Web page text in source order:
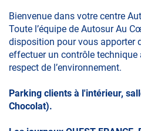
Bienvenue dans votre centre
Toute l’équipe de Autosur Au
disposition pour vous apporter
effectuer un contrôle
respect de l’environnement.
Parking clients à l'intérieur,
Chocolat).